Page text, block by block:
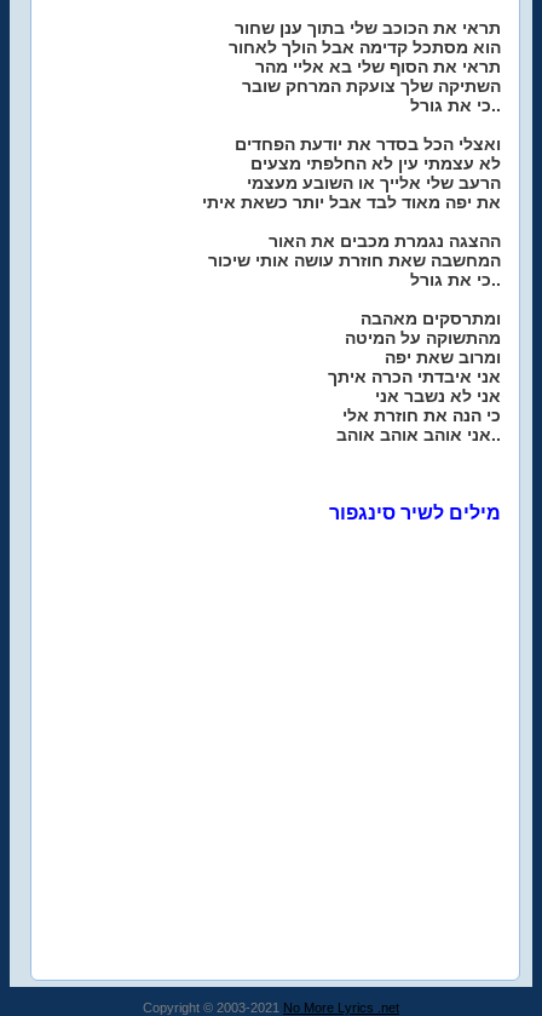
תראי את הכוכב שלי בתוך ענן שחור
הוא מסתכל קדימה אבל הולך לאחור
תראי את הסוף שלי בא אליי מהר
השתיקה שלך צועקת המרחק שובר
כי את גורל..
ואצלי הכל בסדר את יודעת הפחדים
לא עצמתי עין לא החלפתי מצעים
הרעב שלי אלייך או השובע מעצמי
את יפה מאוד לבד אבל יותר כשאת איתי
ההצגה נגמרת מכבים את האור
המחשבה שאת חוזרת עושה אותי שיכור
כי את גורל..
ומתרסקים מאהבה
מהתשוקה על המיטה
ומרוב שאת יפה
אני איבדתי הכרה איתך
אני לא נשבר אני
כי הנה את חוזרת אלי
אני אוהב אוהב אוהב..
מילים לשיר סינגפור
Copyright © 2003-2021 No More Lyrics .net